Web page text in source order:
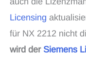
Licensing
für NX 2212 nicht
wird der Siemens